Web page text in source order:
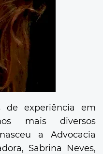
de experiência em
mais diversos
a Advocacia
Sabrina Neves,